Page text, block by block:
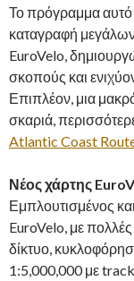
Το πρόγραμμα αυτό
καταγραφή
EuroVelo,
σκοπούς και
Επιπλέον, μια
σκαριά,
Atlantic Coast
Νέος χάρτης
Εμπλουτισμένος
EuroVelo, με
δίκτυο,
1:5,000,000 με